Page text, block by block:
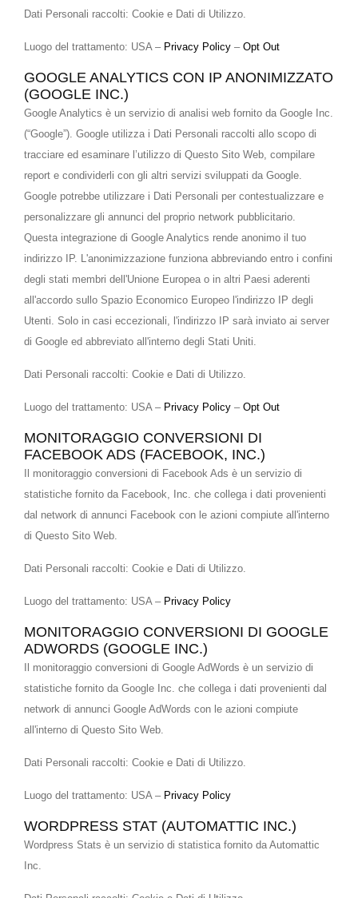
Dati Personali raccolti: Cookie e Dati di Utilizzo.
Luogo del trattamento: USA – Privacy Policy – Opt Out
GOOGLE ANALYTICS CON IP ANONIMIZZATO
(GOOGLE INC.)
Google Analytics è un servizio di analisi web fornito da Google Inc.
(“Google”). Google utilizza i Dati Personali raccolti allo scopo di
tracciare ed esaminare l’utilizzo di Questo Sito Web, compilare
report e condividerli con gli altri servizi sviluppati da Google.
Google potrebbe utilizzare i Dati Personali per contestualizzare e
personalizzare gli annunci del proprio network pubblicitario.
Questa integrazione di Google Analytics rende anonimo il tuo
indirizzo IP. L'anonimizzazione funziona abbreviando entro i confini
degli stati membri dell'Unione Europea o in altri Paesi aderenti
all'accordo sullo Spazio Economico Europeo l'indirizzo IP degli
Utenti. Solo in casi eccezionali, l'indirizzo IP sarà inviato ai server
di Google ed abbreviato all'interno degli Stati Uniti.
Dati Personali raccolti: Cookie e Dati di Utilizzo.
Luogo del trattamento: USA – Privacy Policy – Opt Out
MONITORAGGIO CONVERSIONI DI
FACEBOOK ADS (FACEBOOK, INC.)
Il monitoraggio conversioni di Facebook Ads è un servizio di
statistiche fornito da Facebook, Inc. che collega i dati provenienti
dal network di annunci Facebook con le azioni compiute all'interno
di Questo Sito Web.
Dati Personali raccolti: Cookie e Dati di Utilizzo.
Luogo del trattamento: USA – Privacy Policy
MONITORAGGIO CONVERSIONI DI GOOGLE
ADWORDS (GOOGLE INC.)
Il monitoraggio conversioni di Google AdWords è un servizio di
statistiche fornito da Google Inc. che collega i dati provenienti dal
network di annunci Google AdWords con le azioni compiute
all'interno di Questo Sito Web.
Dati Personali raccolti: Cookie e Dati di Utilizzo.
Luogo del trattamento: USA – Privacy Policy
WORDPRESS STAT (AUTOMATTIC INC.)
Wordpress Stats è un servizio di statistica fornito da Automattic
Inc.